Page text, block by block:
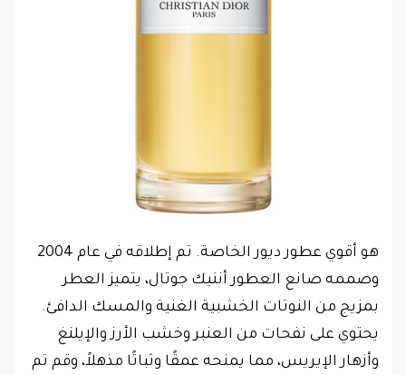
هو أقوي عطور ديور الخاصة. تم إطلاقه في عام 2004
وصممه صانع العطور أننيك جوتال، يتميز العطر
بمزيج من النوتات الخشبية الغنية والمسك الدافئ.
يحتوي على نفحات من العنبر وخشب الأرز والإيلنغ
وأزهار الإيريس، مما يمنحه عمقًا وثباتًا مذهلاً، وقم تم